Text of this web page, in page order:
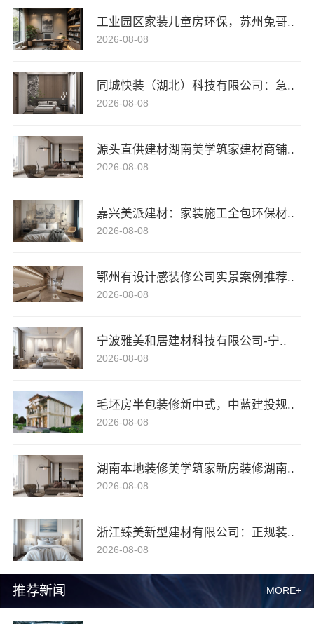
推荐新闻 MORE+
工业园区家装儿童房环保，苏州兔哥..
2026-08-08
同城快装（湖北）科技有限公司：急..
2026-08-08
源头直供建材湖南美学筑家建材商铺..
2026-08-08
嘉兴美派建材：家装施工全包环保材..
2026-08-08
鄂州有设计感装修公司实景案例推荐..
2026-08-08
宁波雅美和居建材科技有限公司-宁..
2026-08-08
毛坯房半包装修新中式，中蓝建投规..
2026-08-08
湖南本地装修美学筑家新房装修湖南..
2026-08-08
浙江臻美新型建材有限公司：正规装..
2026-08-08